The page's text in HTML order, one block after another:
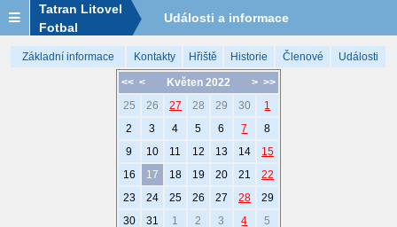
Tatran Litovel
Fotbal
Události a informace
Základní informace Kontakty Hřiště Historie Členové Události
<< < > >>
Květen 2022
25
26 27 28 29 30
1
2
3 4 5 6 7
8
9
10 11 12 13 14
15
16
17 18 19 20 21
22
23
24 25 26 27 28
29
30
31 1 2 3 4 5